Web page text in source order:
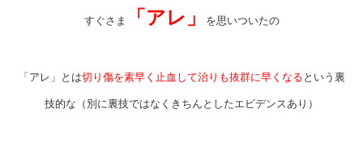
すぐさま 「アレ」 を思いついたの
「アレ」とは切り傷を素早く止血して治りも抜群に早くなる という裏
技的な（別に裏技ではなくきちんとしたエビデンスあり）